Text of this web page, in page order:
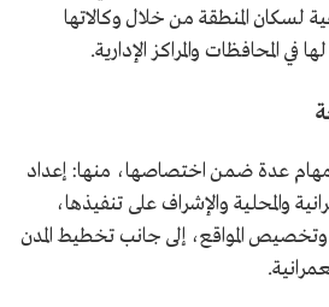
لسكان المنطقة من خلال وكالاتها
في المحافظات والمراكز الإدارية.
مهام عدة ضمن اختصاصها، منها: إعداد
والمحلية والإشراف على تنفيذها،
وتخصيص المواقع، إلى جانب تخطيط المدن